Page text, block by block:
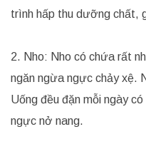
trình hấp thu dưỡng chất,
2. Nho: Nho có chứa rất
ngăn ngừa ngực chảy xệ.
Uống đều đặn mỗi ngày
ngực nở nang.